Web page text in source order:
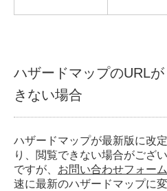
ハザードマップのURL
きない場合
ハザードマップが最新版に改
り、閲覧できない場合がござ
ですが、 お問い合わせフォーム
速に最新のハザードマップに